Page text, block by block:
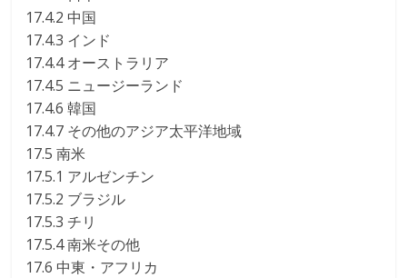
17.4.2 中国
17.4.3 インド
17.4.4 オーストラリア
17.4.5 ニュージーランド
17.4.6 韓国
17.4.7 その他のアジア太平洋地域
17.5 南米
17.5.1 アルゼンチン
17.5.2 ブラジル
17.5.3 チリ
17.5.4 南米その他
17.6 中東・アフリカ